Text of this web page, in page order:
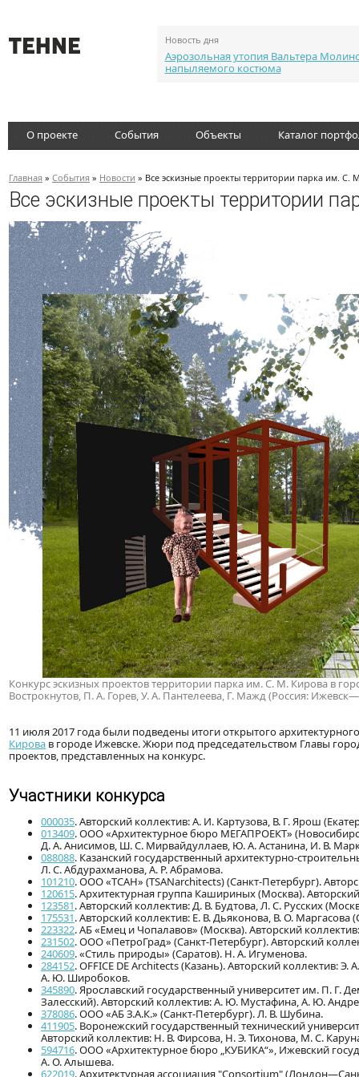
Новость дня
Аэрозольная утопия Вальтера
напыляемого костюма
О проекте События Объекты Каталог
Главная » События » Новости » Все эскизные проекты территории парка им. С.
Все эскизные проекты территории
Конкурс эскизных проектов территории парка им. С. М. Кирова в
Вострокнутов, П. А. Горев, У. А. Пантелеева, Г. Мажд (Россия:
11 июля 2017 года были подведены итоги открытого
Кирова в городе Ижевске. Жюри под председательством Главы
проектов, представленных на конкурс.
Участники конкурса
000035. Авторский коллектив: А. И. Картузова, В. Г. Ярош
013409. ООО «Архитектурное бюро МЕГАПРОЕКТ»
Д. А. Анисимов, Ш. С. Мирвайдуллаев, Ю. А. Астанина, И. В.
088088. Казанский государственный архитектурно-
Л. С. Абдурахманова, А. Р. Абрамова.
101210. ООО «ТСАН» (TSANarchitects) (Санкт-Петербург).
120615. Архитектурная группа Кашириных (Москва).
123581. Авторский коллектив: Д. В. Будтова, Л. С. Русских
175531. Авторский коллектив: Е. В. Дьяконова, В. О. Маргасова
223322. АБ «Емец и Чопалавов» (Москва). Авторский
231502. ООО «ПетроГрад» (Санкт-Петербург). Авторский
240609. «Стиль природы» (Саратов). Н. А. Игуменова.
284152. OFFICE DE Architects (Казань). Авторский коллектив:
А. Ю. Широбоков.
345890. Ярославский государственный университет им. П. Г.
Залесский). Авторский коллектив: А. Ю. Мустафина, А. Ю.
378086. ООО «АБ З.А.К.» (Санкт-Петербург). Л. В. Шубина.
411905. Воронежский государственный технический
Авторский коллектив: Н. В. Фирсова, Н. Э. Тихонова, М. С.
594716. ООО «Архитектурное бюро „КУБИКА“», Ижевский
А. О. Алышева.
622019. Архитектурная ассоциация "Consortium"